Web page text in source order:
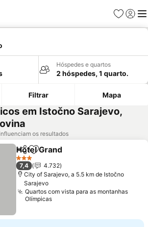
Favoritos
Iniciar
Hóspedes e quartos
2 hóspedes, 1 quarto.
Filtrar Mapa
em Istočno Sarajevo,
os resultados
PartilharAdicionar aos favoritos
Hotel Grand
3 Estrelas
7,4
4.732
City of Sarajevo, a 5.5 km de Istočno
Sarajevo
Quartos com vista para as montanhas
Olímpicas